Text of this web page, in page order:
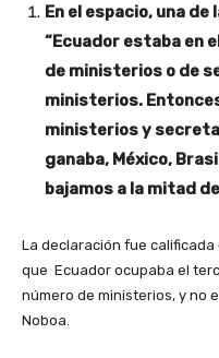
En el espacio, una
“Ecuador estaba en
de ministerios o de
ministerios.
ministerios y
ganaba, México,
bajamos a la mitad
La declaración fue
que Ecuador ocupaba el
número de ministerios, y no
Noboa.